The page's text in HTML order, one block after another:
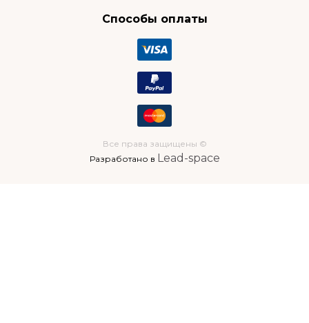
Способы оплаты
Все права защищены ©
Разработано в Lead-space